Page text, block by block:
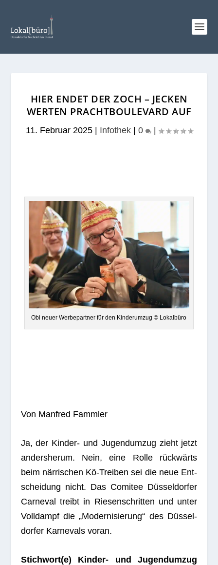
HIER ENDET DER ZOCH – JECKEN
WERTEN PRACHTBOULEVARD AUF
11. Februar 2025| Infothek| 0 |
Obi neuer Wer­be­part­ner für den Kin­der­um­zug © Lokalbüro
Von Man­fred Fammler
Ja, der Kin­der- und Jugend­um­zug zieht jetzt
anders­herum. Nein, eine Rolle rück­wärts
beim när­ri­schen Kö-Trei­ben sei die neue Ent­
schei­dung nicht. Das Comi­tee Düs­sel­dor­fer
Car­ne­val treibt in Rie­sen­schrit­ten und unter
Voll­dampf die „Moder­ni­sie­rung“ des Düs­sel­
dor­fer Kar­ne­vals voran.
Stichwort(e) Kin­der- und Jugend­um­zug